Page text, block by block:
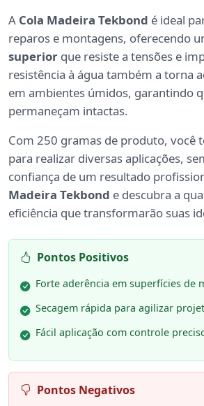
A Cola Madeira Tekbond é ideal
reparos e montagens, oferecendo
superior que resiste a tensões e
resistência à água também a torna
em ambientes úmidos, garantindo
permaneçam intactas.
Com 250 gramas de produto, você
para realizar diversas aplicações,
confiança de um resultado
Madeira Tekbond e descubra a
eficiência que transformarão suas
Pontos Positivos
Forte aderência em superfícies de
Secagem rápida para agilizar
Fácil aplicação com controle
Pontos Negativos